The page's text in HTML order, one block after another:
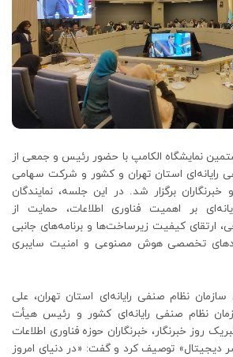
نمایشگاه الکامپ با حضور رئیس و جمعی از
رایانه‌ای استان تهران و کشور و شرکت سهامی
خبرنگاران برگزار شد. در این جلسه، نمایندگان
بر اهمیت فناوری اطلاعات، حمایت از
ارتقای کیفیت زیرساخت‌ها و برنامه‌های جانبی
تخصصی هوش مصنوعی و امنیت سایبری
نظام صنفی رایانه‌ای استان تهران، علی
نظام صنفی رایانه‌ای کشور و رئیس هیأت
روز خبرنگار، خبرنگاران حوزه فناوری اطلاعات
دیجیتال» توصیف کرد و گفت: «در دنیای امروز